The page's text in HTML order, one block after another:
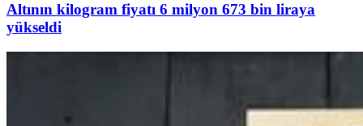
Altının kilogram fiyatı 6 milyon 673 bin liraya
yükseldi